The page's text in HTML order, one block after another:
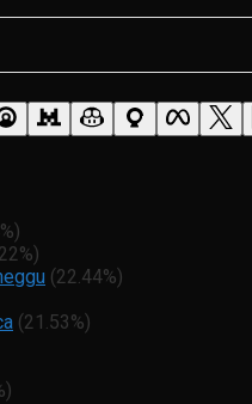
(22.44%)
(21.53%)